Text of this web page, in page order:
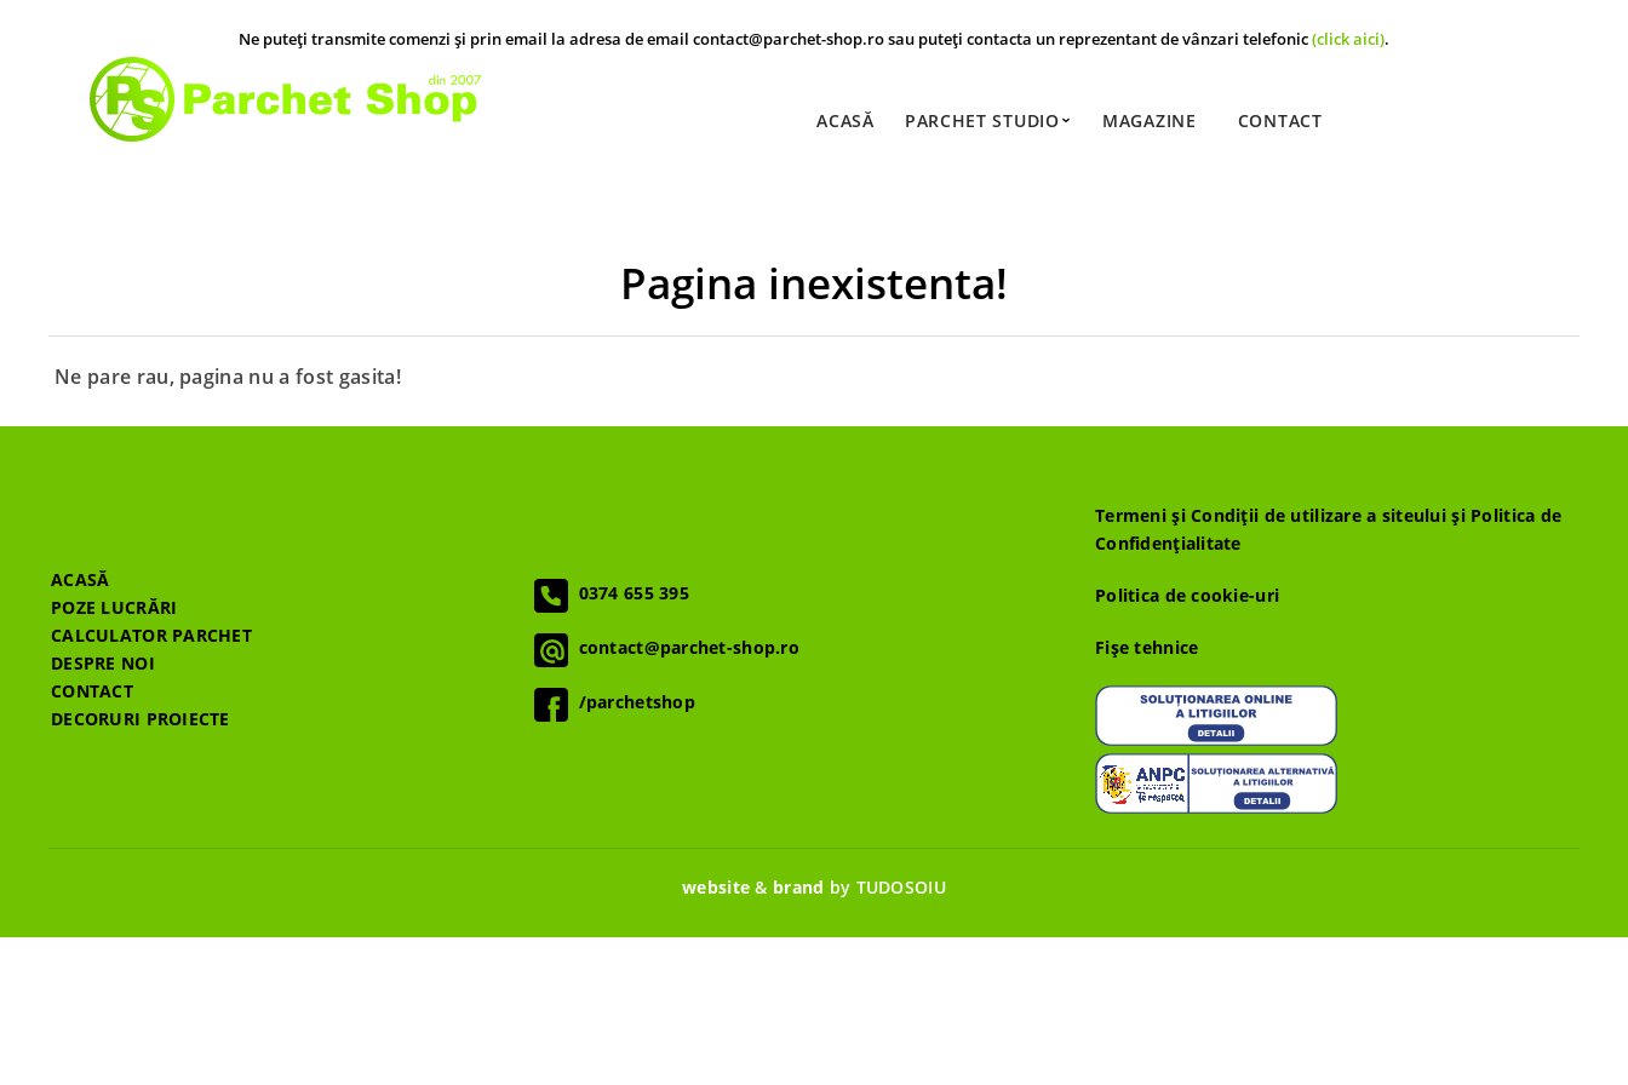
Ne puteți transmite comenzi și prin email la adresa de email contact@parchet-shop.ro sau puteți contacta un reprezentant de vânzari telefonic(click aici).
ACASĂ PARCHET STUDIO MAGAZINE CONTACT
Pagina inexistenta!
Ne pare rau, pagina nu a fost gasita!
ACASĂ
POZE LUCRĂRI
CALCULATOR PARCHET
DESPRE NOI
CONTACT
DECORURI PROIECTE
0374 655 395
contact@parchet-shop.ro
/parchetshop
Termeni și Condiții de utilizare a siteului și Politica de
Confidențialitate
Politica de cookie-uri
Fișe tehnice
website & brand by TUDOSOIU